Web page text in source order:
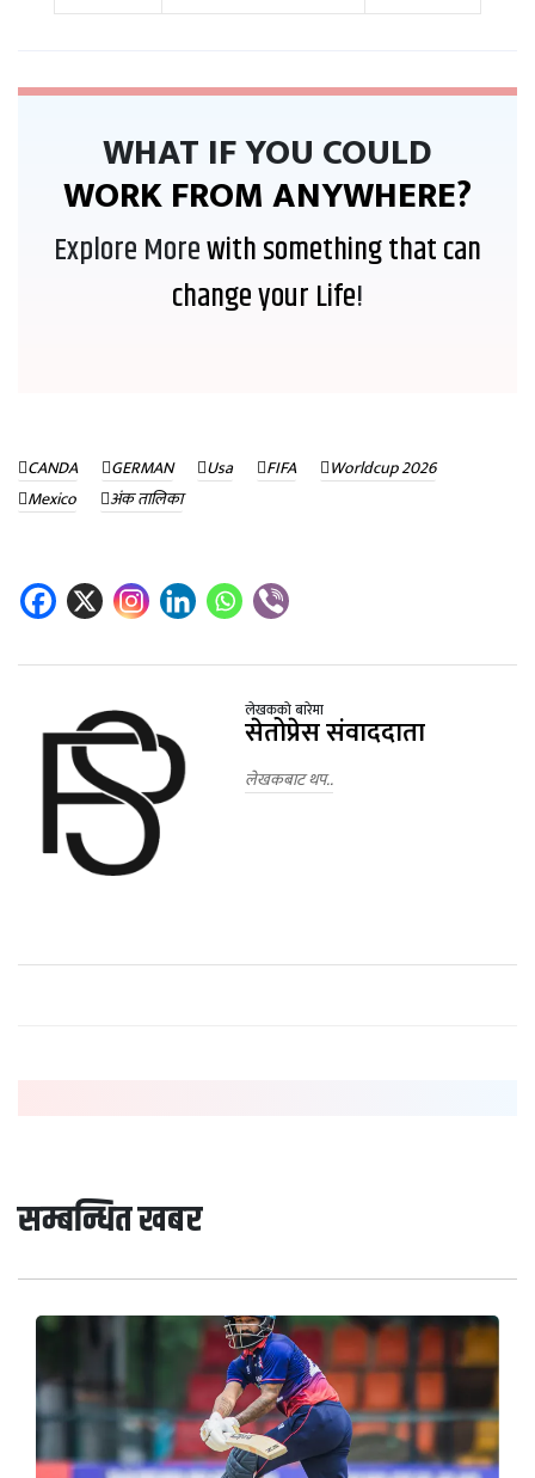
WHAT IF YOU COULD
WORK FROM ANYWHERE?
Explore Morewith something that can
change your Life!
CANDA GERMAN Usa FIFA
Worldcup 2026
Mexico
अंक तालिका
लेखकको बारेमा
सेतोप्रेस संवाददाता
लेखकबाट थप..
सम्बन्धित खबर